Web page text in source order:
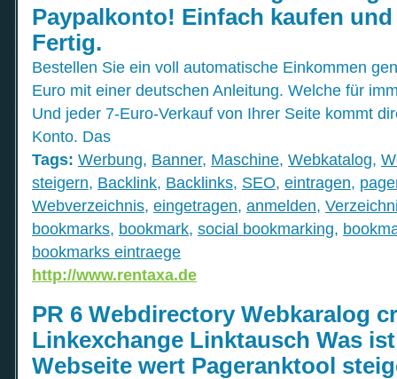
Paypalkonto! Einfach kaufen
Fertig.
Bestellen Sie ein voll automatische Einkommen
Euro mit einer deutschen Anleitung. Welche für
Und jeder 7-Euro-Verkauf von Ihrer Seite kommt
Konto. Das
Tags: Werbung, Banner, Maschine, Webkatalog,
steigern, Backlink, Backlinks, SEO, eintragen,
Webverzeichnis, eingetragen, anmelden,
bookmarks, bookmark, social bookmarking,
bookmarks eintraege
http://www.rentaxa.de
PR 6 Webdirectory Webkaralog
Linkexchange Linktausch Was
Webseite wert Pageranktool